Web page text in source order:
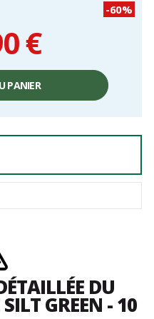
-60%
€
PANIER
DU
GREEN - 10